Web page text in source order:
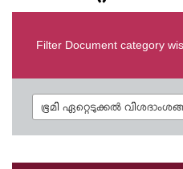
Filter Document category